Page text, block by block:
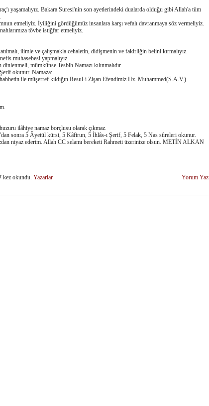
yaşamalıyız. Bakara Suresi'nin son ayetlerindeki dualarda olduğu gibi Allah'a tüm
etmeliyiz. İyiliğini gördüğümüz insanlara karşı vefalı davranmaya söz vermeliyiz.
tövbe istiğfar etmeliyiz.
ilimle ve çalışmakla cehaletin, didişmenin ve fakirliğin belini kırmalıyız.
muhasebesi yapmalıyız.
mümkünse Tesbih Namazı kılınmalıdır.
okunur. Namaza:
ile müşerref kıldığın Resul-i Zişan Efendimiz Hz. Muhammed(S.A.V.)
ilâhiye namaz borçlusu olarak çıkmaz.
sonra 5 Âyetül kürsi, 5 Kâfirun, 5 İhlâs-ı Şerif, 5 Felak, 5 Nas sûreleri okunur.
niyaz ederim. Allah CC selamı bereketi Rahmeti üzerinize olsun. METİN ALKAN
Yorum Yaz
kez okundu.Yazarlar